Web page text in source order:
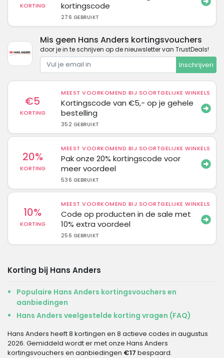
KORTING
kortingscode
276 GEBRUIKT
Mis geen Hans Anders kortingsvouchers
door je in te schrijven op de nieuwsletter van TrustDeals!
Inschrijven
€5
KORTING
MEEST VOORKOMEND BIJ SOORTGELIJKE WINKELS
Kortingscode van €5,- op je gehele
bestelling
352 GEBRUIKT
20%
KORTING
MEEST VOORKOMEND BIJ SOORTGELIJKE WINKELS
Pak onze 20% kortingscode voor
meer voordeel
536 GEBRUIKT
10%
KORTING
MEEST VOORKOMEND BIJ SOORTGELIJKE WINKELS
Code op producten in de sale met
10% extra voordeel
256 GEBRUIKT
Korting bij Hans Anders
Populaire Hans Anders kortingsvouchers en
aanbiedingen
Hans Anders veelgestelde korting vragen (FAQ)
Hans Anders heeft 8 kortingen en 8 actieve codes in augustus
2026. Gemiddeld wordt er met onze Hans Anders
kortingsvouchers en aanbiedingen €17 bespaard.